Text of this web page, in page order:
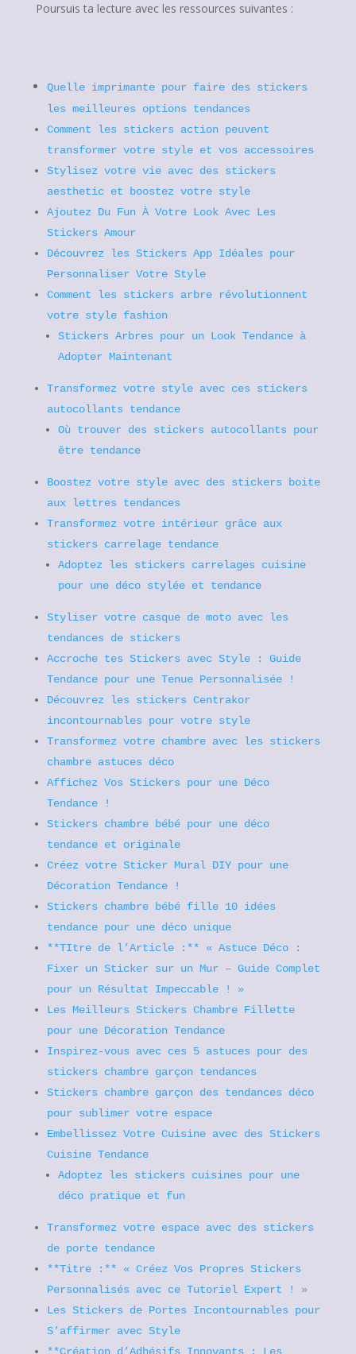
Poursuis ta lecture avec les ressources suivantes :
Quelle imprimante pour faire des stickers
les meilleures options tendances
Comment les stickers action peuvent
transformer votre style et vos accessoires
Stylisez votre vie avec des stickers
aesthetic et boostez votre style
Ajoutez Du Fun À Votre Look Avec Les
Stickers Amour
Découvrez les Stickers App Idéales pour
Personnaliser Votre Style
Comment les stickers arbre révolutionnent
votre style fashion
Stickers Arbres pour un Look Tendance à
Adopter Maintenant
Transformez votre style avec ces stickers
autocollants tendance
Où trouver des stickers autocollants pour
être tendance
Boostez votre style avec des stickers boite
aux lettres tendances
Transformez votre intérieur grâce aux
stickers carrelage tendance
Adoptez les stickers carrelages cuisine
pour une déco stylée et tendance
Styliser votre casque de moto avec les
tendances de stickers
Accroche tes Stickers avec Style : Guide
Tendance pour une Tenue Personnalisée !
Découvrez les stickers Centrakor
incontournables pour votre style
Transformez votre chambre avec les stickers
chambre astuces déco
Affichez Vos Stickers pour une Déco
Tendance !
Stickers chambre bébé pour une déco
tendance et originale
Créez votre Sticker Mural DIY pour une
Décoration Tendance !
Stickers chambre bébé fille 10 idées
tendance pour une déco unique
**TItre de l’Article :** « Astuce Déco :
Fixer un Sticker sur un Mur – Guide Complet
pour un Résultat Impeccable ! »
Les Meilleurs Stickers Chambre Fillette
pour une Décoration Tendance
Inspirez-vous avec ces 5 astuces pour des
stickers chambre garçon tendances
Stickers chambre garçon des tendances déco
pour sublimer votre espace
Embellissez Votre Cuisine avec des Stickers
Cuisine Tendance
Adoptez les stickers cuisines pour une
déco pratique et fun
Transformez votre espace avec des stickers
de porte tendance
**Titre :** « Créez Vos Propres Stickers
Personnalisés avec ce Tutoriel Expert ! »
Les Stickers de Portes Incontournables pour
S’affirmer avec Style